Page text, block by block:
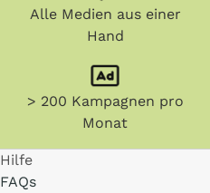
Alle Medien aus einer
Hand
> 200 Kampagnen pro
Monat
Hilfe
FAQs